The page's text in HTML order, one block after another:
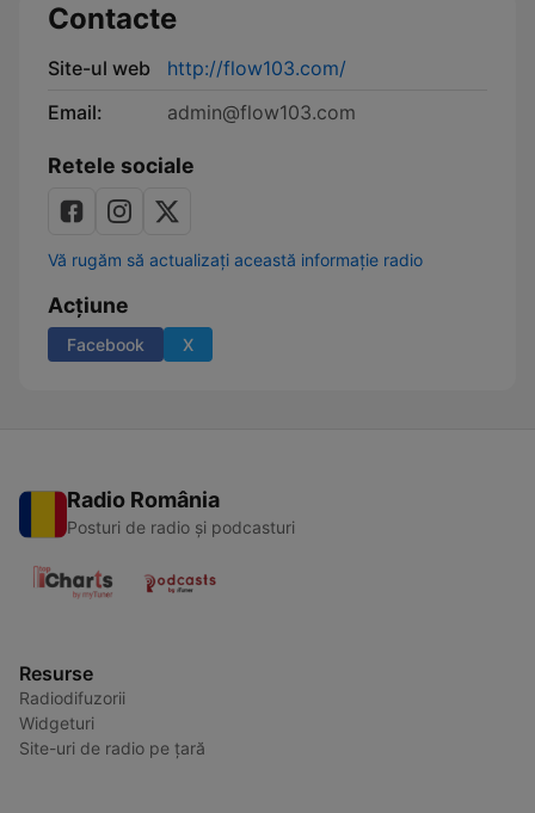
Contacte
Site-ul web
http://flow103.com/
Email:
admin@flow103.com
Retele sociale
Vă rugăm să actualizați această informație radio
Acțiune
Facebook X
Radio România
Posturi de radio și podcasturi
Resurse
Radiodifuzorii
Widgeturi
Site-uri de radio pe țară